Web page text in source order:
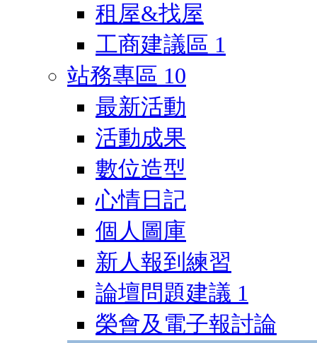
租屋&找屋
工商建議區 1
站務專區 10
最新活動
活動成果
數位造型
心情日記
個人圖庫
新人報到練習
論壇問題建議 1
榮會及電子報討論